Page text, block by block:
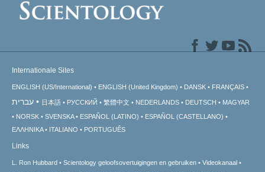
Internationale Sites
ENGLISH (US/International) ENGLISH (United Kingdom) DANSK FRANÇAIS
עברית 日本語 РУССКИЙ 繁體中文 NEDERLANDS DEUTSCH
MAGYAR
NORSK
SVENSKA ESPAÑOL (LATINO)
ESPAÑOL (CASTELLANO)
ΕΛΛΗΝΙΚA
ITALIANO PORTUGUÊS
Links
L. Ron Hubbard Scientology geloofsovertuigingen en gebruiken
Videokanaal